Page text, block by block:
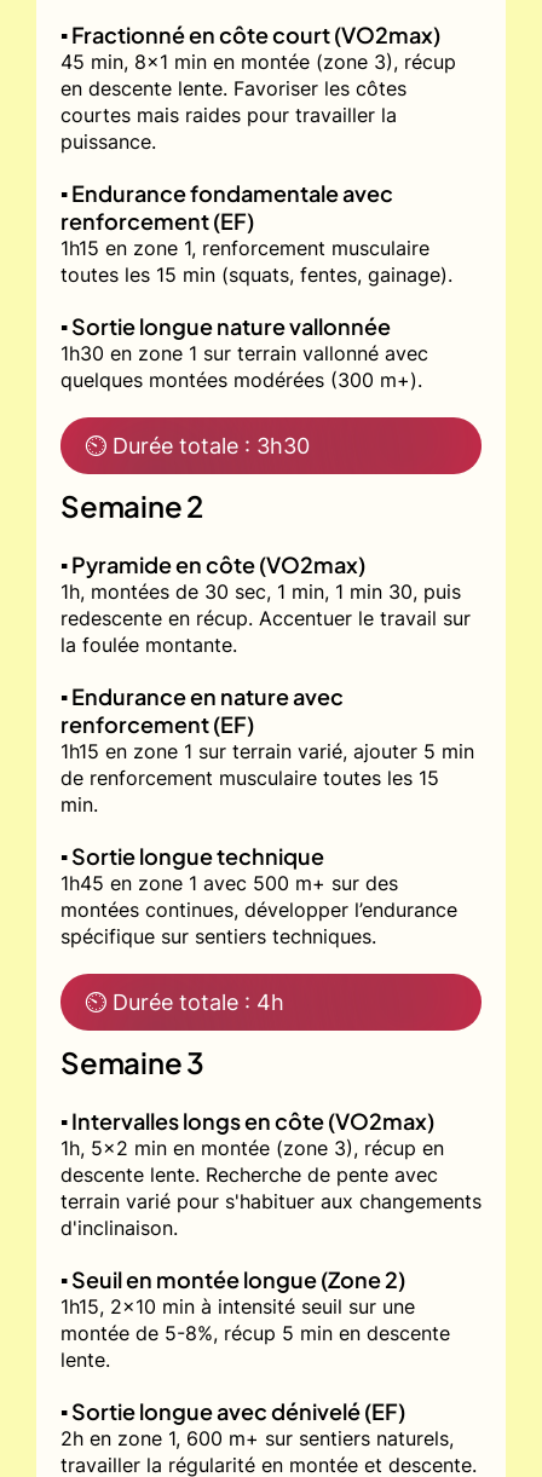
▪️ Fractionné en côte court (VO2max)
45 min, 8x1 min en montée (zone 3), récup
en descente lente. Favoriser les côtes
courtes mais raides pour travailler la
puissance.
▪️ Endurance fondamentale avec
renforcement (EF)
1h15 en zone 1, renforcement musculaire
toutes les 15 min (squats, fentes, gainage).
▪️ Sortie longue nature vallonnée
1h30 en zone 1 sur terrain vallonné avec
quelques montées modérées (300 m+).
⏲ Durée totale : 3h30
Semaine 2
▪️ Pyramide en côte (VO2max)
1h, montées de 30 sec, 1 min, 1 min 30, puis
redescente en récup. Accentuer le travail sur
la foulée montante.
▪️ Endurance en nature avec
renforcement (EF)
1h15 en zone 1 sur terrain varié, ajouter 5 min
de renforcement musculaire toutes les 15
min.
▪️ Sortie longue technique
1h45 en zone 1 avec 500 m+ sur des
montées continues, développer l’endurance
spécifique sur sentiers techniques.
⏲ Durée totale : 4h
Semaine 3
▪️ Intervalles longs en côte (VO2max)
1h, 5x2 min en montée (zone 3), récup en
descente lente. Recherche de pente avec
terrain varié pour s'habituer aux changements
d'inclinaison.
▪️ Seuil en montée longue (Zone 2)
1h15, 2x10 min à intensité seuil sur une
montée de 5-8%, récup 5 min en descente
lente.
▪️ Sortie longue avec dénivelé (EF)
2h en zone 1, 600 m+ sur sentiers naturels,
travailler la régularité en montée et descente.